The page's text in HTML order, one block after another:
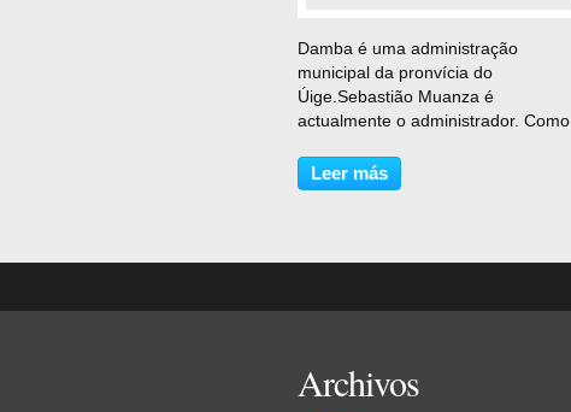
Damba é uma administração
municipal da pronvícia do
Úige.Sebastião Muanza é
actualmente o administrador. Como
recuperação das infrastruturas deste
município,para além do aeródromo
Leer más
Archivos